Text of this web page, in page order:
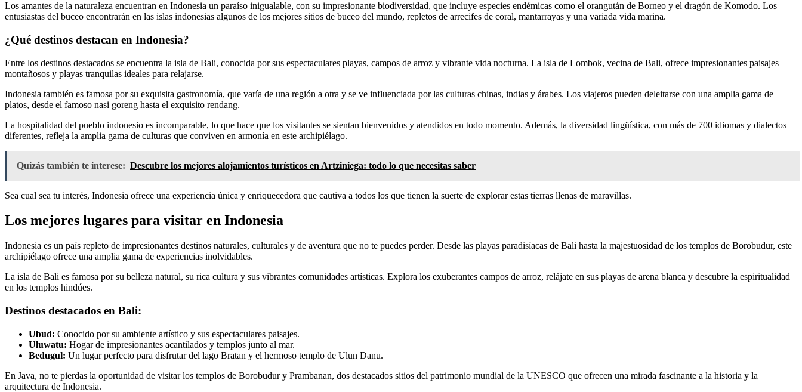
Los amantes de la naturaleza encuentran en Indonesia un paraíso inigualable, con su impresionante biodiversidad, que incluye especies endémicas como el orangután de Borneo y el dragón de Komodo. Los
entusiastas del buceo encontrarán en las islas indonesias algunos de los mejores sitios de buceo del mundo, repletos de arrecifes de coral, mantarrayas y una variada vida marina.
¿Qué destinos destacan en Indonesia?
Entre los destinos destacados se encuentra la isla de Bali, conocida por sus espectaculares playas, campos de arroz y vibrante vida nocturna. La isla de Lombok, vecina de Bali, ofrece impresionantes paisajes
montañosos y playas tranquilas ideales para relajarse.
Indonesia también es famosa por su exquisita gastronomía, que varía de una región a otra y se ve influenciada por las culturas chinas, indias y árabes. Los viajeros pueden deleitarse con una amplia gama de
platos, desde el famoso nasi goreng hasta el exquisito rendang.
La hospitalidad del pueblo indonesio es incomparable, lo que hace que los visitantes se sientan bienvenidos y atendidos en todo momento. Además, la diversidad lingüística, con más de 700 idiomas y dialectos
diferentes, refleja la amplia gama de culturas que conviven en armonía en este archipiélago.
Quizás también te interese: Descubre los mejores alojamientos turísticos en Artziniega: todo lo que necesitas saber
Sea cual sea tu interés, Indonesia ofrece una experiencia única y enriquecedora que cautiva a todos los que tienen la suerte de explorar estas tierras llenas de maravillas.
Los mejores lugares para visitar en Indonesia
Indonesia es un país repleto de impresionantes destinos naturales, culturales y de aventura que no te puedes perder. Desde las playas paradisíacas de Bali hasta la majestuosidad de los templos de Borobudur, este
archipiélago ofrece una amplia gama de experiencias inolvidables.
La isla de Bali es famosa por su belleza natural, su rica cultura y sus vibrantes comunidades artísticas. Explora los exuberantes campos de arroz, relájate en sus playas de arena blanca y descubre la espiritualidad
en los templos hindúes.
Destinos destacados en Bali:
Ubud: Conocido por su ambiente artístico y sus espectaculares paisajes.
Uluwatu: Hogar de impresionantes acantilados y templos junto al mar.
Bedugul: Un lugar perfecto para disfrutar del lago Bratan y el hermoso templo de Ulun Danu.
En Java, no te pierdas la oportunidad de visitar los templos de Borobudur y Prambanan, dos destacados sitios del patrimonio mundial de la UNESCO que ofrecen una mirada fascinante a la historia y la
arquitectura de Indonesia.